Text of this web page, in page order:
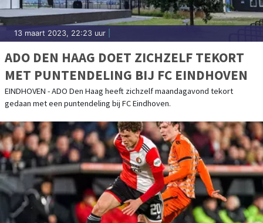
13 maart 2023, 22:23 uur
ADO DEN HAAG DOET ZICHZELF TEKORT
MET PUNTENDELING BIJ FC EINDHOVEN
EINDHOVEN - ADO Den Haag heeft zichzelf maandagavond tekort
gedaan met een puntendeling bij FC Eindhoven.